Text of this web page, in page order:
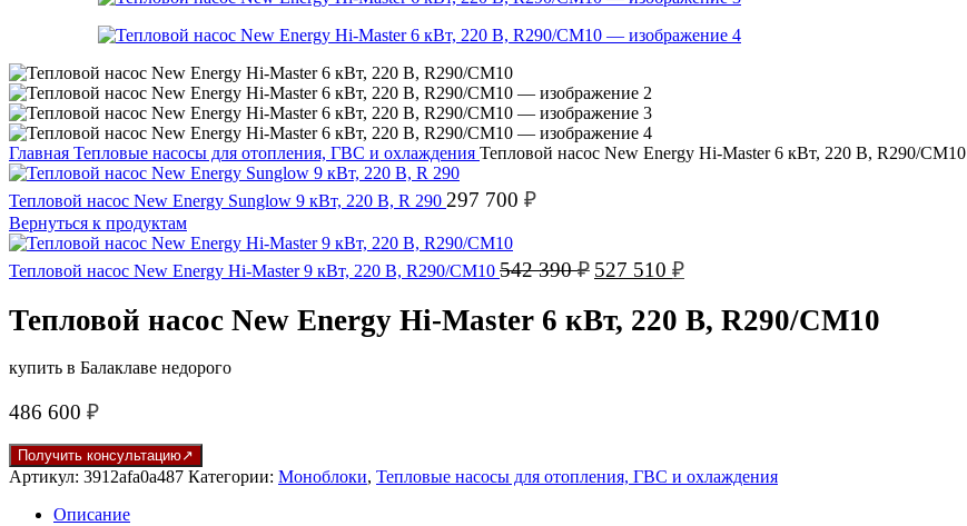
Главная Тепловые насосы для отопления, ГВС и охлаждения Тепловой насос New Energy Hi-Master 6 кВт, 220 В, R290/CM10
Тепловой насос New Energy Sunglow 9 кВт, 220 В, R 290 297 700 ₽
Вернуться к продуктам
Тепловой насос New Energy Hi-Master 9 кВт, 220 В, R290/CM10 542 390₽ Первоначальная
цена
542
527 510 ₽Текущая
цена:
510 ₽.
Тепловой насос New Energy Hi-Master 6 кВт, 220 В, R290/CM10
купить в Балаклаве недорого
486 600 ₽
Получить консультацию
Артикул: 3912afa0a487 Категории: Моноблоки, Тепловые насосы для отопления, ГВС и охлаждения
Описание